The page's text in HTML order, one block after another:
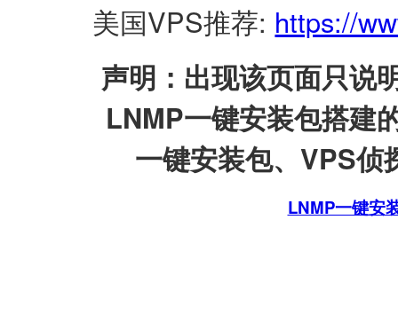
美国VPS推荐: https://
声明：出现该页面只说
LNMP一键安装包搭建
一键安装包、VPS
LNMP一键安